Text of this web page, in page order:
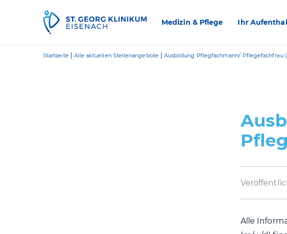
Medizin & Pflege Ihr
Startseite Alle aktuellen Stellenangebote Ausbildung Pflegfachmann/ Pflegefachfrau
Alle